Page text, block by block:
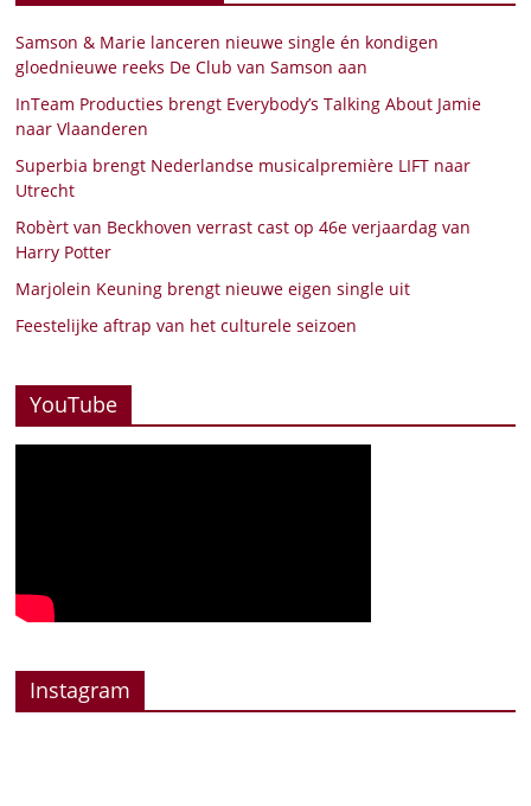
Samson & Marie lanceren nieuwe single én kondigen
gloednieuwe reeks De Club van Samson aan
InTeam Producties brengt Everybody’s Talking About Jamie
naar Vlaanderen
Superbia brengt Nederlandse musicalpremière LIFT naar
Utrecht
Robèrt van Beckhoven verrast cast op 46e verjaardag van
Harry Potter
Marjolein Keuning brengt nieuwe eigen single uit
Feestelijke aftrap van het culturele seizoen
YouTube
Instagram